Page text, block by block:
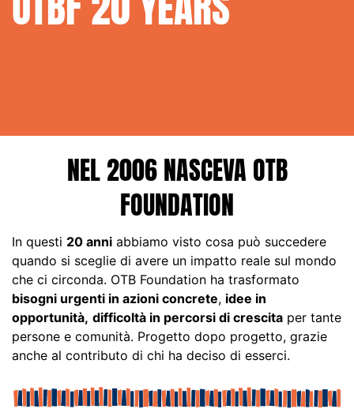
OTB FOUNDATION 20 YEARS
NEL 2006 NASCEVA OTB
FOUNDATION
In questi 20 anni abbiamo visto cosa può succedere
quando si sceglie di avere un impatto reale sul mondo
che ci circonda. OTB Foundation ha trasformato
bisogni urgenti in azioni concrete, idee in
opportunità, difficoltà in percorsi di crescita per tante
persone e comunità. Progetto dopo progetto, grazie
anche al contributo di chi ha deciso di esserci.